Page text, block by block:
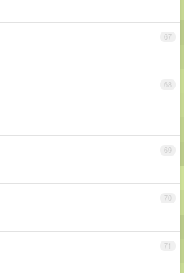
67
68
69
70
71